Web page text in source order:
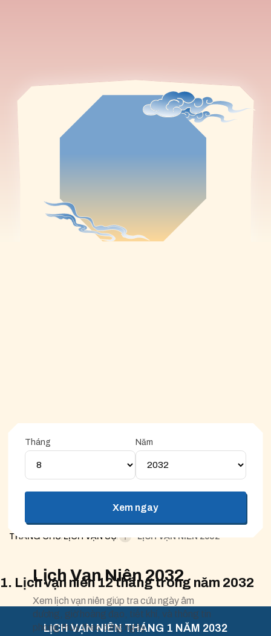
TRANG CHỦ/LỊCH VẠN SỰ/ LỊCH VẠN NIÊN 2032
Lịch Vạn Niên 2032
Xem lịch vạn niên giúp tra cứu ngày âm
dương, giờ hoàng đạo, tiết khí, và thông tin
phong thủy theo từng ngày.
Tháng Năm
Xem ngay
Ngày hoàng đạo
Ghi chú: Ngày tốt sẽ chấm màu cam. Ngày xấu sẽ chấm màu
xám
1. Lịch vạn niên 12 tháng trong năm 2032
LỊCH VẠN NIÊN THÁNG 1 NĂM 2032